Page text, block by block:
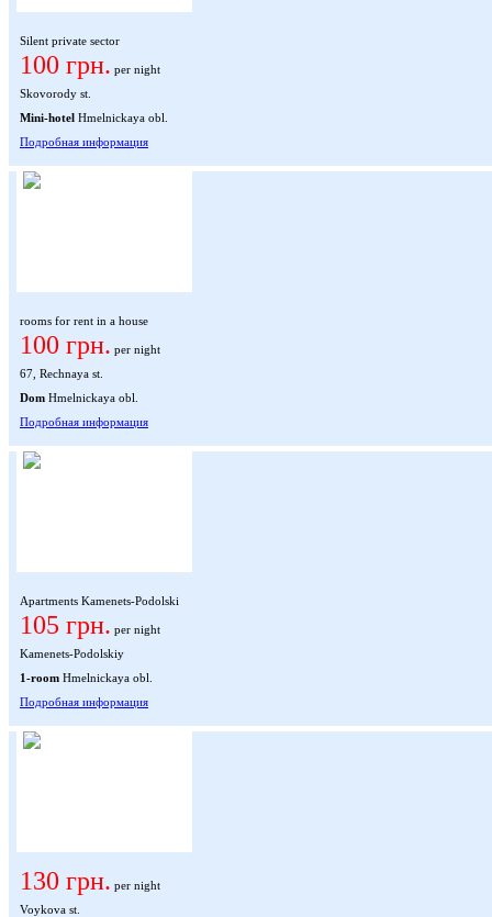
Silent private sector
100 грн. per night
Skovorody st.
Mini-hotel Hmelnickaya obl.
Подробная информация
rooms for rent in a house
100 грн. per night
67, Rechnaya st.
Dom Hmelnickaya obl.
Подробная информация
Apartments Kamenets-Podolski
105 грн. per night
Kamenets-Podolskiy
1-room Hmelnickaya obl.
Подробная информация
130 грн. per night
Voykova st.